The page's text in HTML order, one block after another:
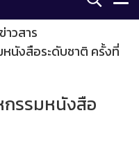
ข่าวสาร
นังสือระดับชาติ ครั้งที่
กรรมหนังสือ